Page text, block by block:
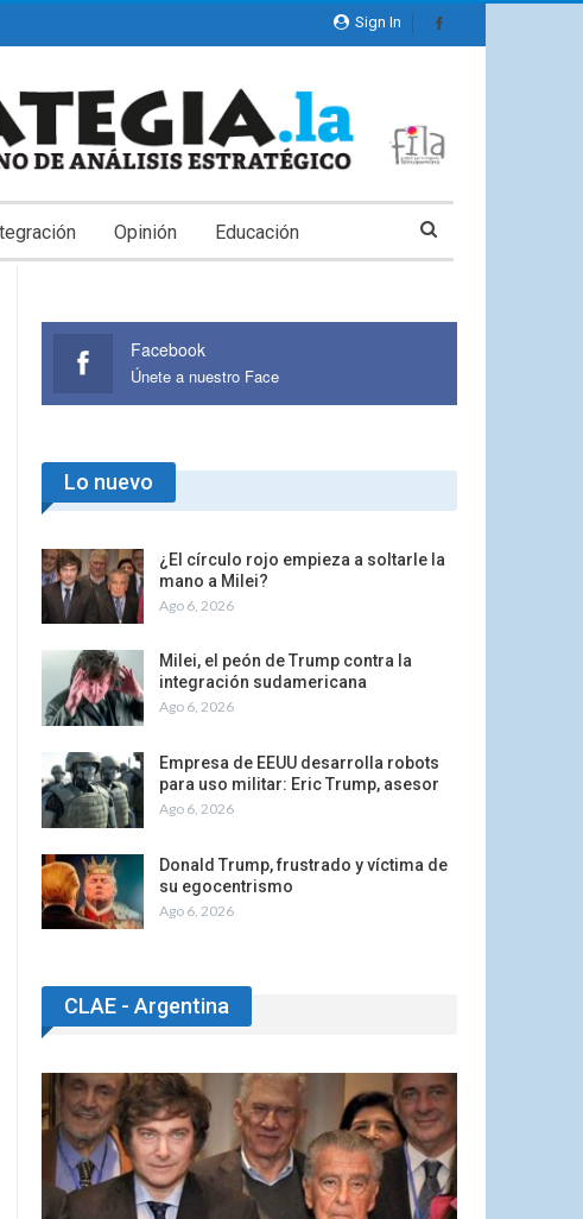
Sign In
Opinión Educación
Facebook
Únete a nuestro Face
Lo nuevo
¿El círculo rojo empieza a soltarle la
mano a Milei?
Ago 6, 2026
Milei, el peón de Trump contra la
integración sudamericana
Ago 6, 2026
Empresa de EEUU desarrolla robots
para uso militar: Eric Trump, asesor
Ago 6, 2026
Donald Trump, frustrado y víctima de
su egocentrismo
Ago 6, 2026
CLAE - Argentina